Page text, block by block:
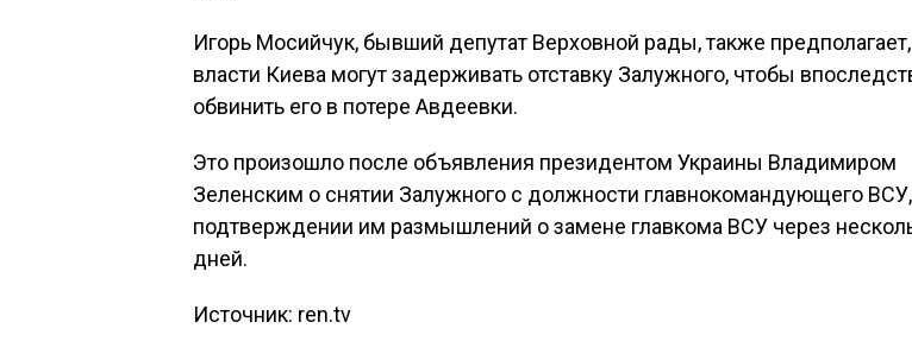
Игорь Мосийчук, бывший депутат Верховной рады, также
власти Киева могут задерживать отставку Залужного, чтобы
обвинить его в потере Авдеевки.
Это произошло после объявления президентом Украины Владимиром
Зеленским о снятии Залужного с должности главнокомандующего
подтверждении им размышлений о замене главкома ВСУ через
дней.
Источник: ren.tv